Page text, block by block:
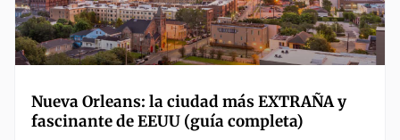
Nueva Orleans: la ciudad más EXTRAÑA y
fascinante de EEUU (guía completa)